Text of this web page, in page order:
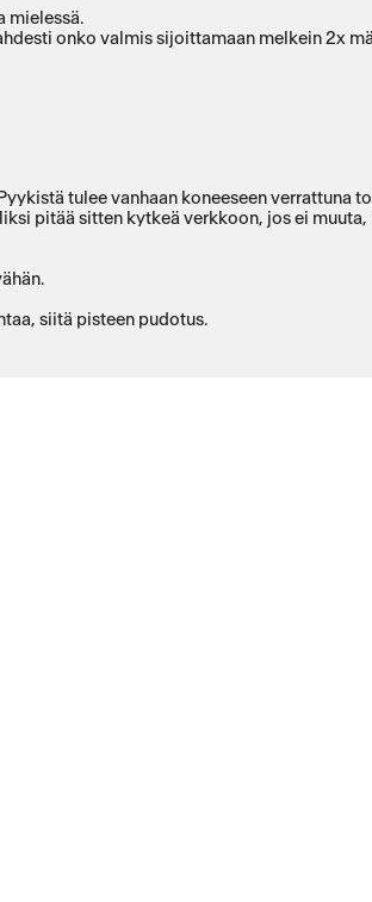
mielessä.
onko valmis sijoittamaan melkein 2x
tulee vanhaan koneeseen verrattuna
pitää sitten kytkeä verkkoon, jos ei
siitä pisteen pudotus.